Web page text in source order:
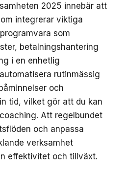
2025 innebär att
integrerar viktiga
som
betalningshantering
i en enhetlig
rutinmässig
och
tid, vilket gör att du kan
Att regelbundet
och anpassa
verksamhet
effektivitet och tillväxt.